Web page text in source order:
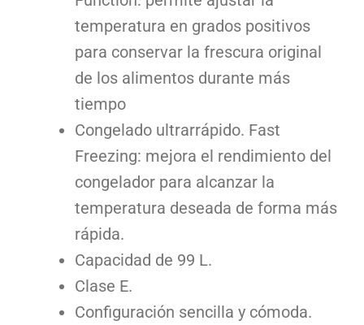
temperatura en grados positivos
para conservar la frescura original
de los alimentos durante más
tiempo
Congelado ultrarrápido. Fast
Freezing: mejora el rendimiento del
congelador para alcanzar la
temperatura deseada de forma más
rápida.
Capacidad de 99 L.
Clase E.
Configuración sencilla y cómoda.